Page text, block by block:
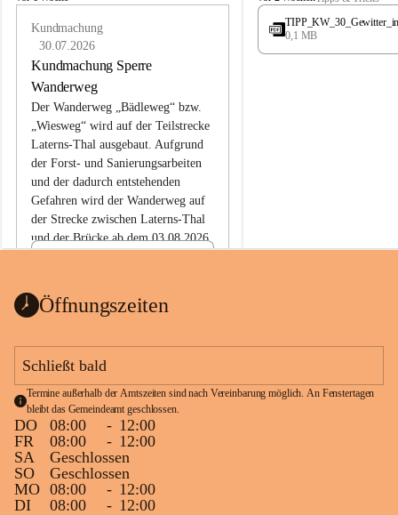
Kundmachung
30.07.2026
Kundmachung Sperre
Wanderweg
Der Wanderweg „Bädleweg“ bzw.
„Wiesweg“ wird auf der Teilstrecke
Laterns-Thal ausgebaut. Aufgrund
der Forst- und Sanierungsarbeiten
und der dadurch entstehenden
Gefahren wird der Wanderweg auf
der Strecke zwischen Laterns-Thal
und der Brücke ab dem 03.08.2026
ht
1 Seite•0,1 MB
a
e
0,1 MB
Öffnungszeiten
Schließt bald
Termine außerhalb der Amtszeiten sind nach Vereinbarung möglich. An Fenstertagen
bleibt das Gemeindeamt geschlossen.
DO 08:00 - 12:00
FR
08:00 - 12:00
SA
Geschlossen
SO
Geschlossen
MO 08:00 - 12:00
DI
08:00 - 12:00